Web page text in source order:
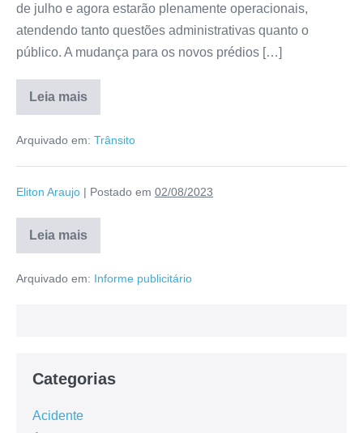
de julho e agora estarão plenamente operacionais,
atendendo tanto questões administrativas quanto o
público. A mudança para os novos prédios […]
Leia mais
Arquivado em: Trânsito
Eliton Araujo | Postado em 02/08/2023
Leia mais
Arquivado em: Informe publicitário
Categorias
Acidente